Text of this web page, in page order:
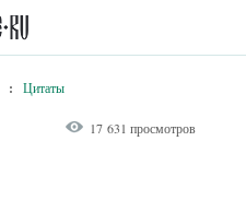
: Цитаты
17 631 просмотров